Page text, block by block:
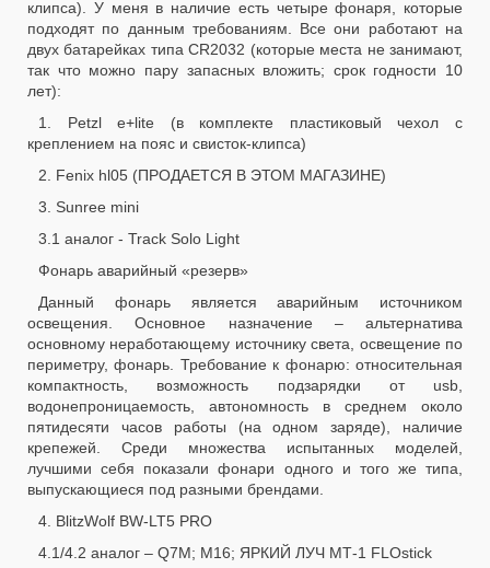
клипса). У меня в наличие есть четыре фонаря, которые
подходят по данным требованиям. Все они работают на
двух батарейках типа CR2032 (которые места не занимают,
так что можно пару запасных вложить; срок годности 10
лет):
1. Petzl e+lite (в комплекте пластиковый чехол с
креплением на пояс и свисток-клипса)
2. Fenix hl05 (ПРОДАЕТСЯ В ЭТОМ МАГАЗИНЕ)
3. Sunree mini
3.1 аналог - Track Solo Light
Фонарь аварийный «резерв»
Данный фонарь является аварийным источником
освещения. Основное назначение – альтернатива
основному неработающему источнику света, освещение по
периметру, фонарь. Требование к фонарю: относительная
компактность, возможность подзарядки от usb,
водонепроницаемость, автономность в среднем около
пятидесяти часов работы (на одном заряде), наличие
крепежей. Среди множества испытанных моделей,
лучшими себя показали фонари одного и того же типа,
выпускающиеся под разными брендами.
4. BlitzWolf BW-LT5 PRO
4.1/4.2 аналог – Q7M; M16; ЯРКИЙ ЛУЧ МТ-1 FLOstick